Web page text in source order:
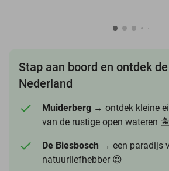
Stap aan boord en ontdek
Nederland
Muiderberg → ontdek kleine
van de rustige open wateren
De Biesbosch → een paradijs
natuurliefhebber 😍